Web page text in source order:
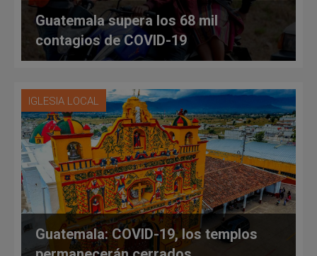
Guatemala supera los 68 mil
contagios de COVID-19
IGLESIA LOCAL
Guatemala: COVID-19, los templos